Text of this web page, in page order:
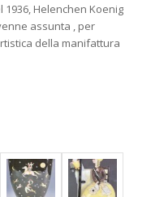
Helenchen Koenig
assunta , per
della manifattura